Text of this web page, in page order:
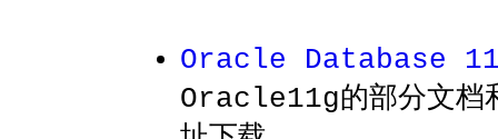
Oracle Database
Oracle11g的部分文档